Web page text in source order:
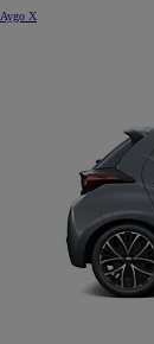
Aygo X